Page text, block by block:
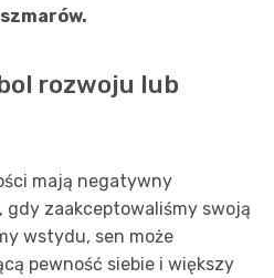
rozwoju lub
mają negatywny
gdy zaakceptowaliśmy swoją
wstydu, sen może
pewność siebie i większy